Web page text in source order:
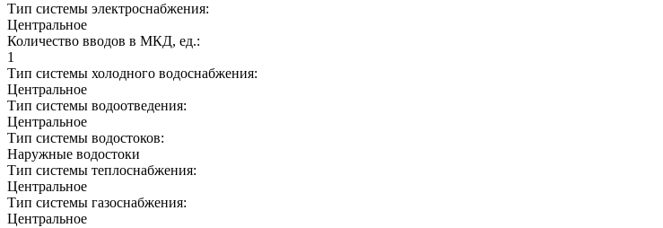
Тип системы электроснабжения:
Центральное
Количество вводов в МКД, ед.:
1
Тип системы холодного водоснабжения:
Центральное
Тип системы водоотведения:
Центральное
Тип системы водостоков:
Наружные водостоки
Тип системы теплоснабжения:
Центральное
Тип системы газоснабжения:
Центральное